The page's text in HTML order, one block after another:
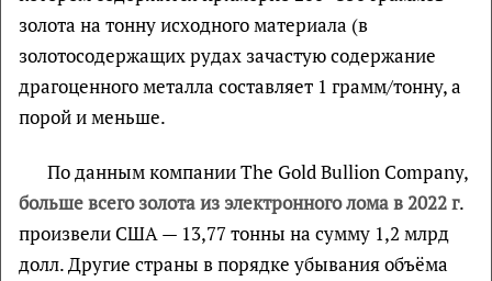
золота на тонну исходного материала (в
золотосодержащих рудах зачастую содержание
драгоценного металла составляет 1 грамм/тонну, а
порой и меньше.
По данным компании The Gold Bullion Company,
больше всего золота из электронного лома в 2022 г.
произвели США — 13,77 тонны на сумму 1,2 млрд
долл. Другие страны в порядке убывания объёма